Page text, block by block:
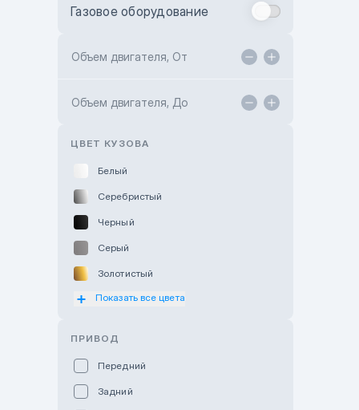
Toyota Kokshetau
Hyundai ShymCity
Газовое оборудование
Объем двигателя, От
Объем двигателя, До
ЦВЕТ КУЗОВА
Белый
Серебристый
Черный
Серый
Золотистый
Оранжевый
Показать все цвета
ПРИВОД
Передний
Задний